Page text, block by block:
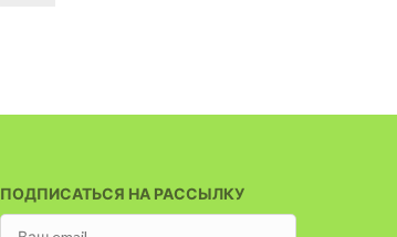
ПОДПИСАТЬСЯ НА РАССЫЛКУ